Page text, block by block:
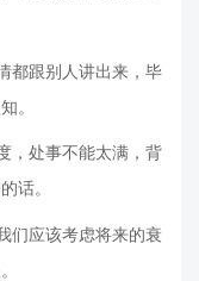
都跟别人讲出来，毕
。
，处事不能太满，背
话。
们应该考虑将来的衰